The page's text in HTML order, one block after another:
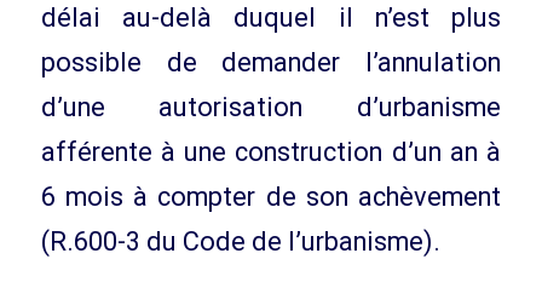
délai au-delà duquel il n’est plus
possible de demander l’annulation
d’une autorisation d’urbanisme
afférente à une construction d’un an à
6 mois à compter de son achèvement
(R.600-3 du Code de l’urbanisme).